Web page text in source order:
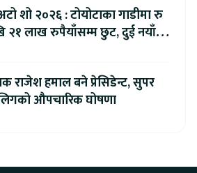
शो २०२६ : टोयोटाका गाडीमा रु
२१ लाख रुपैयाँसम्म छुट, दुई नयाँ
राजेश हमाल बने प्रेसिडेन्ट, सुपर
औपचारिक घोषणा